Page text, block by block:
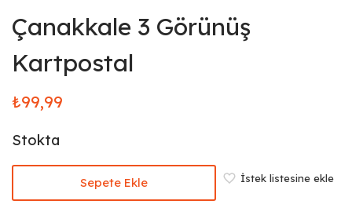
Çanakkale 3 Görünüş
Kartpostal
₺99,99
Stokta
Sepete Ekle İstek listesine ekle